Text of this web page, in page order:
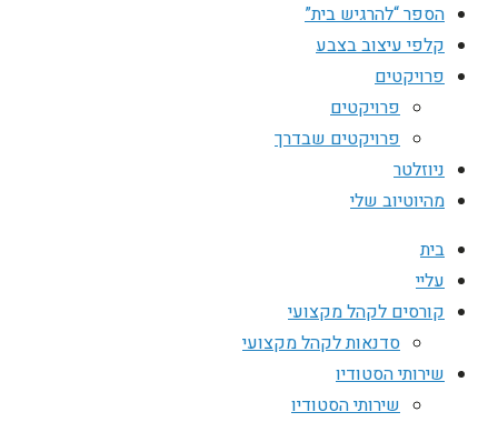
הספר “להרגיש בית”
קלפי עיצוב בצבע
פרויקטים
פרויקטים
פרויקטים שבדרך
ניוזלטר
מהיוטיוב שלי
בית
עליי
קורסים לקהל מקצועי
סדנאות לקהל מקצועי
שירותי הסטודיו
שירותי הסטודיו